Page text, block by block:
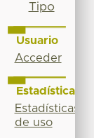
Tipo
Usuario
Acceder
Estadísticas
Estadísticas
de uso